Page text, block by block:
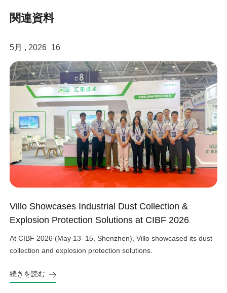
関連資料
5月 , 2026 16
Villo Showcases Industrial Dust Collection &
Explosion Protection Solutions at CIBF 2026
At CIBF 2026 (May 13–15, Shenzhen), Villo showcased its dust
collection and explosion protection solutions.
続きを読む